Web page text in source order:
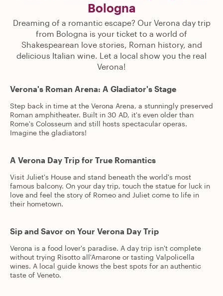
Bologna
Dreaming of a romantic escape? Our Verona day trip
from Bologna is your ticket to a world of
Shakespearean love stories, Roman history, and
delicious Italian wine. Let a local show you the real
Verona!
Verona's Roman Arena: A Gladiator's Stage
Step back in time at the Verona Arena, a stunningly preserved
Roman amphitheater. Built in 30 AD, it's even older than
Rome's Colosseum and still hosts spectacular operas.
Imagine the gladiators!
A Verona Day Trip for True Romantics
Visit Juliet's House and stand beneath the world's most
famous balcony. On your day trip, touch the statue for luck in
love and feel the story of Romeo and Juliet come to life in
their hometown.
Sip and Savor on Your Verona Day Trip
Verona is a food lover's paradise. A day trip isn't complete
without trying Risotto all'Amarone or tasting Valpolicella
wines. A local guide knows the best spots for an authentic
taste of Veneto.